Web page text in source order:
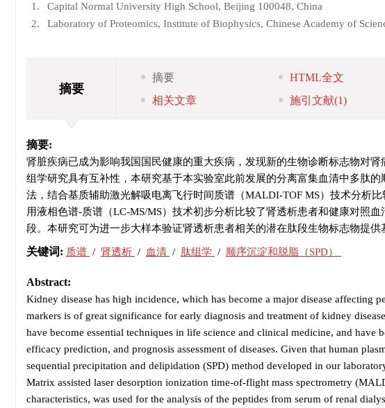
1.
Capital Normal University High School, Beijing 100048, China
2.
Laboratory of Proteomics, Institute of Biophysics, Chinese Academy of
摘要
摘要 HTML全文
相关文章
施引文献(1)
摘要:
肾脏疾病已成为影响我国国民健康的重大疾病，发现新的生物诊断标志物对
组学研究具有互补性，本研究基于本实验室此前发展的分离富集血清中多肽的
法，结合基质辅助激光解吸电离飞行时间质谱（MALDI-TOF MS）技术分析
用液相色谱-质谱（LC-MS/MS）技术初步分析比较了肾透析患者和健康对照
段。本研究可为进一步大样本验证肾透析患者相关的潜在肽段生物标志物提供
关键词: 质谱 / 肾透析 / 血清 / 肽组学 / 顺序沉淀和脱脂（SPD）
Abstract:
Kidney disease has high incidence, which has become a major disease
markers is of great significance for early diagnosis and treatment of kidney
have become essential techniques in life science and clinical medicine, and
efficacy prediction, and prognosis assessment of diseases. Given that human
sequential precipitation and delipidation (SPD) method developed in our
Matrix assisted laser desorption ionization time-of-flight mass spectrometry
characteristics, was used for the analysis of the peptides from serum of renal